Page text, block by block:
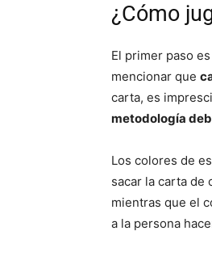
¿Cómo
El primer paso
mencionar que
carta, es
metodología
Los colores de
sacar la carta de
mientras que el
a la persona